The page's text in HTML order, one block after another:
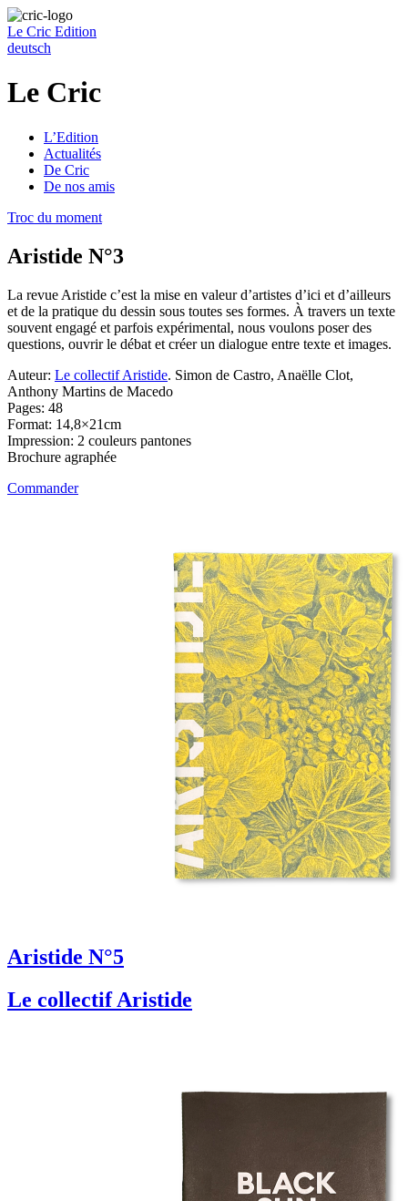
Le Cric Edition
deutsch
Le Cric
L’Edition
Actualités
De Cric
De nos amis
Troc du moment
Aristide N°3
La revue Aristide c’est la mise en valeur d’artistes d’ici et d’ailleurs
et de la pratique du dessin sous toutes ses formes. À travers un texte
souvent engagé et parfois expérimental, nous voulons poser des
questions, ouvrir le débat et créer un dialogue entre texte et images.
Auteur: Le collectif Aristide. Simon de Castro, Anaëlle Clot,
Anthony Martins de Macedo
Pages: 48
Format: 14,8×21cm
Impression: 2 couleurs pantones
Brochure agraphée
Commander
Aristide N°5
Le collectif Aristide